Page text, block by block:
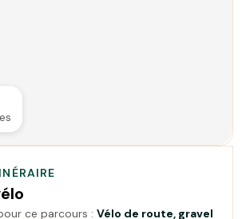
ce parcours : Vélo de route, gravel